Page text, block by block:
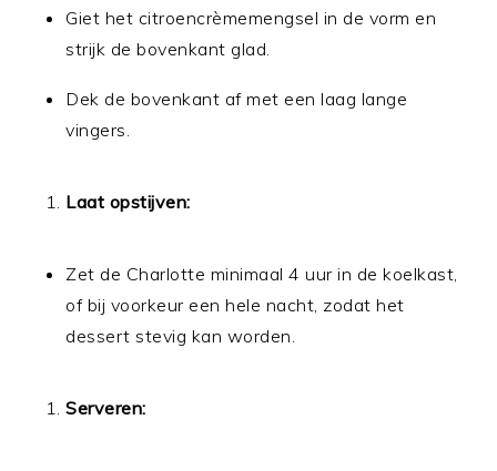
Giet het citroencrèmemengsel in de vorm en
strijk de bovenkant glad.
Dek de bovenkant af met een laag lange
vingers.
Laat opstijven:
Zet de Charlotte minimaal 4 uur in de koelkast,
of bij voorkeur een hele nacht, zodat het
dessert stevig kan worden.
Serveren: